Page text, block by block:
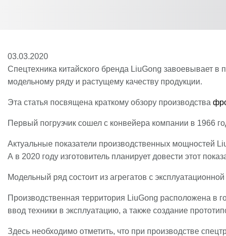
03.03.2020
Спецтехника китайского бренда LiuGong завоевывает
модельному ряду и растущему качеству продукции.
Эта статья посвящена краткому обзору производства
Первый погрузчик сошел с конвейера компании в 1966
Актуальные показатели производственных мощностей
А в 2020 году изготовитель планирует довести этот
Модельный ряд состоит из агрегатов с
Производственная территория LiuGong расположена в
ввод техники в эксплуатацию, а также создание
Здесь необходимо отметить, что при производстве